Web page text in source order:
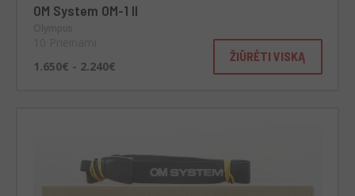
OM System OM-1 II
1.650€ - 2.240€
ŽIŪRĖTI VISKĄ